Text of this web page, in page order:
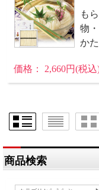
も
物
かた
価格： 2,660円(税込
商品検索